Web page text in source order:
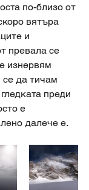
по-близо от
вятъра
и
превала се
изнервям
се да тичам
преди
е
далече е.